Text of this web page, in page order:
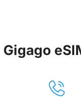
Gigago